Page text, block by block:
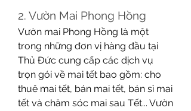
2. Vườn Mai Phong Hồng
Vườn mai Phong Hồng là một
trong những đơn vị hàng đầu tại
Thủ Đức cung cấp các dịch vụ
trọn gói về mai tết bao gồm: cho
thuê mai tết, bán mai tết, bán sỉ mai
tết và chăm sóc mai sau Tết... Vườn